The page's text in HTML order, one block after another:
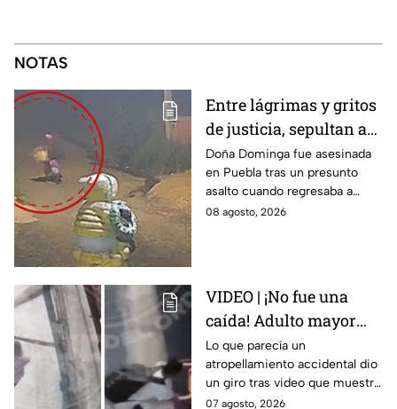
NOTAS
Entre lágrimas y gritos
de justicia, sepultan a
doña Dominga, la
abuelita asesinada tras
asalto en Amozoc,
Puebla
Doña Dominga fue asesinada
en Puebla tras un presunto
asalto cuando regresaba a
casa; familiares y amigos la
08 agosto, 2026
VIDEO | ¡No fue una
caída! Adulto mayor
muere atropellado por
tráiler; joven lo empujó
en Monterrey
Lo que parecía un
atropellamiento accidental dio
un giro tras video que muestra
cómo un joven empujó a
07 agosto, 2026